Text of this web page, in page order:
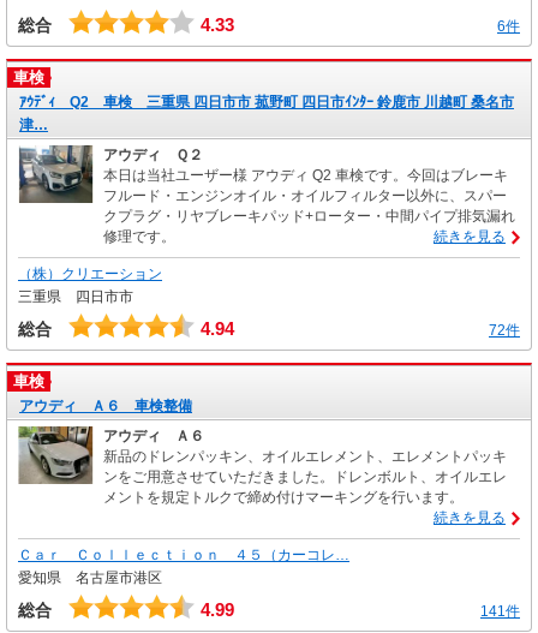
総合 4.33 6件
車検
ｱｳﾃﾞｨ Q2 車検 三重県 四日市市 菰野町 四日市ｲﾝﾀｰ 鈴鹿市 川越町 桑名市
津…
アウディ Ｑ２
本日は当社ユーザー様 アウディ Q2 車検です。今回はブレーキ
フルード・エンジンオイル・オイルフィルター以外に、スパー
クプラグ・リヤブレーキパッド+ローター・中間パイプ排気漏れ
修理です。
続きを見る
（株）クリエーション
三重県 四日市市
総合 4.94 72件
車検
アウディ Ａ６ 車検整備
アウディ Ａ６
新品のドレンパッキン、オイルエレメント、エレメントパッキ
ンをご用意させていただきました。ドレンボルト、オイルエレ
メントを規定トルクで締め付けマーキングを行います。
続きを見る
Ｃａｒ Ｃｏｌｌｅｃｔｉｏｎ ４５（カーコレ…
愛知県 名古屋市港区
総合 4.99 141件